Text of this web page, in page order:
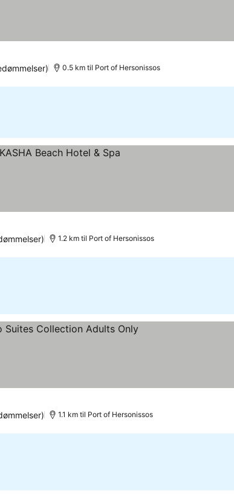
0.5 km til Port of Hersonissos
1.2 km til Port of Hersonissos
1.1 km til Port of Hersonissos